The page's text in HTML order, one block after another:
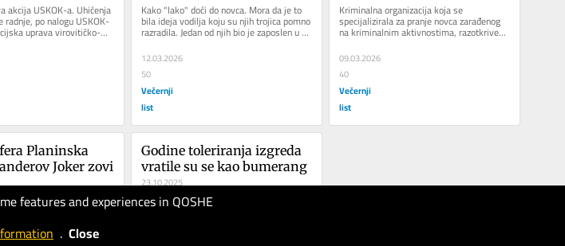
features and experiences in QOSHE
. Close
akcija USKOK-a. Uhićenja
radnje, po nalogu USKOK-
uprava virovitičko-
sjeo uzeli bi 10 posto
isplaćenog iznosa
Kako "lako" doći do novca. Mora da je to
bila ideja vodilja koju su njih trojica pomno
razradila. Jedan od njih bio je zaposlen u
12.03.2026
50
Večernji
list
kojih su se prali milijuni
eura
Kriminalna organizacija koja se
specijalizirala za pranje novca zarađenog
na kriminalnim aktivnostima, razotkrivena
je u međunarodnoj policijskoj...
09.03.2026
40
Večernji
list
Planinska
Joker zovi
Godine toleriranja izgreda
vratile su se kao bumerang
23.10.2025
40